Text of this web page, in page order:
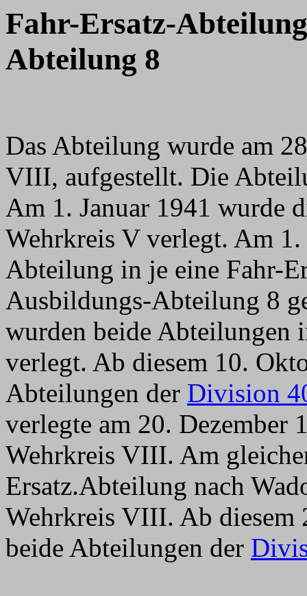
Fahr-Ersatz-
Abteilung 8
Das Abteilung wurde am
VIII, aufgestellt. Die
Am 1. Januar 1941 wurde
Wehrkreis V verlegt. Am
Abteilung in je eine Fahr-
Ausbildungs-Abteilung 8
wurden beide Abteilungen
verlegt. Ab diesem 10.
Abteilungen der Division
verlegte am 20. Dezember
Wehrkreis VIII. Am
Ersatz.Abteilung nach
Wehrkreis VIII. Ab diesem
beide Abteilungen der